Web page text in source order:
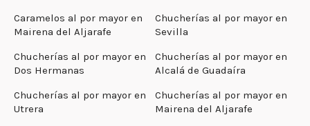
Caramelos al por mayor en
Mairena del Aljarafe
Chucherías al por mayor en
Sevilla
Chucherías al por mayor en
Dos Hermanas
Chucherías al por mayor en
Alcalá de Guadaíra
Chucherías al por mayor en
Utrera
Chucherías al por mayor en
Mairena del Aljarafe